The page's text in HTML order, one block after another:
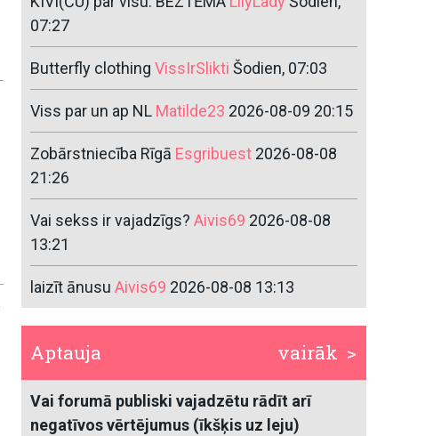
07:27
Butterfly clothing VissIrSlikti Šodien, 07:03
Viss par un ap NL Matilde23 2026-08-09 20:15
Zobārstniecība Rīgā Esgribuest 2026-08-08
21:26
Vai sekss ir vajadzīgs?Aivis69 2026-08-08
13:21
laizīt ānusu Aivis69 2026-08-08 13:13
vairāk >
Aptauja
Vai forumā publiski vajadzētu rādīt arī
negatīvos vērtējumus (īkšķis uz leju)